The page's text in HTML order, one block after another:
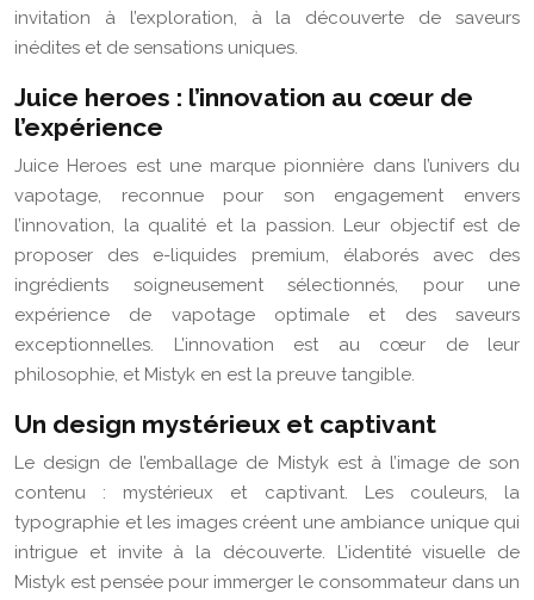
invitation à l’exploration, à la découverte de saveurs
inédites et de sensations uniques.
Juice heroes : l’innovation au cœur de
l’expérience
Juice Heroes est une marque pionnière dans l’univers du
vapotage, reconnue pour son engagement envers
l’innovation, la qualité et la passion. Leur objectif est de
proposer des e-liquides premium, élaborés avec des
ingrédients soigneusement sélectionnés, pour une
expérience de vapotage optimale et des saveurs
exceptionnelles. L’innovation est au cœur de leur
philosophie, et Mistyk en est la preuve tangible.
Un design mystérieux et captivant
Le design de l’emballage de Mistyk est à l’image de son
contenu : mystérieux et captivant. Les couleurs, la
typographie et les images créent une ambiance unique qui
intrigue et invite à la découverte. L’identité visuelle de
Mistyk est pensée pour immerger le consommateur dans un